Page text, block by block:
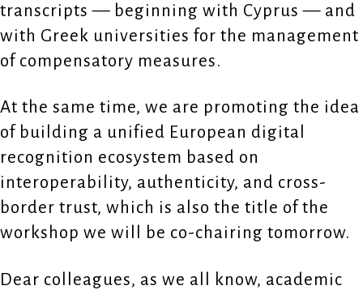
transcripts — beginning with Cyprus — and
with Greek universities for the management
of compensatory measures.
At the same time, we are promoting the idea
of building a unified European digital
recognition ecosystem based on
interoperability, authenticity, and cross-
border trust, which is also the title of the
workshop we will be co-chairing tomorrow.
Dear colleagues, as we all know, academic